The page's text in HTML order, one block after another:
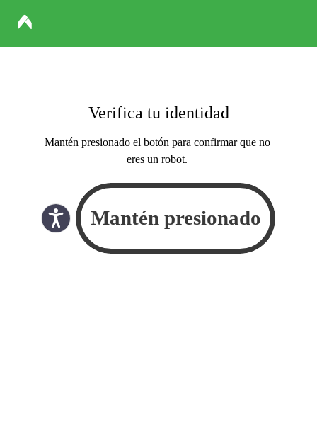
Verifica tu identidad
Mantén presionado el botón para confirmar que no
eres un robot.